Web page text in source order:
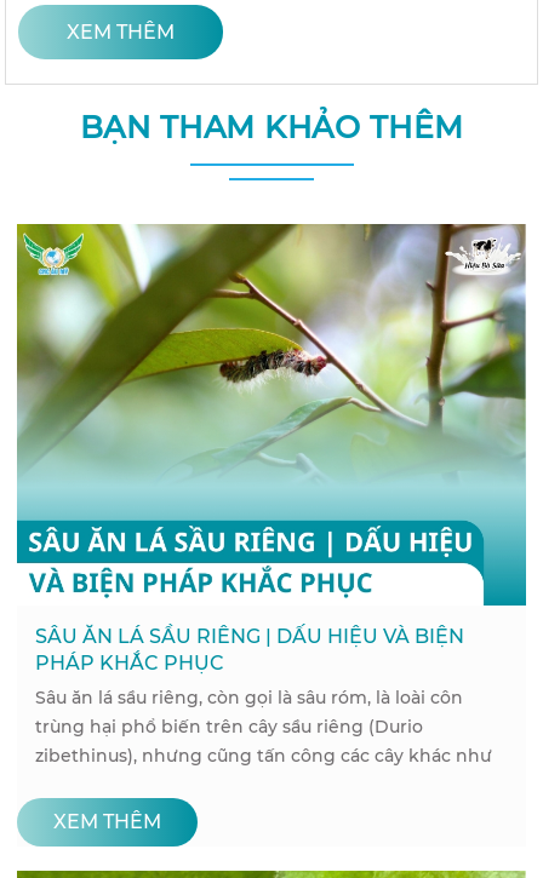
XEM THÊM
BẠN THAM KHẢO THÊM
SÂU ĂN LÁ SẦU RIÊNG | DẤU HIỆU VÀ BIỆN
PHÁP KHẮC PHỤC
Sâu ăn lá sầu riêng, còn gọi là sâu róm, là loài côn
trùng hại phổ biến trên cây sầu riêng (Durio
zibethinus), nhưng cũng tấn công các cây khác như
XEM THÊM